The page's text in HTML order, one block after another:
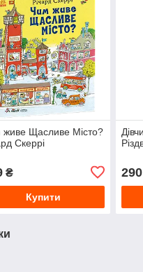
живе Щасливе Місто?
Скеррі
₴
Купити
290